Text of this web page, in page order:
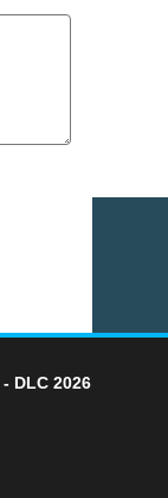
DLC 2026